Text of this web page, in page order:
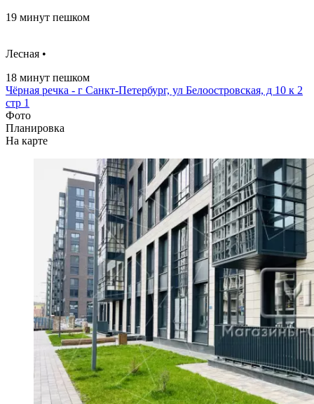
19 минут пешком
Лесная •
18 минут пешком
Чёрная речка - г Санкт-Петербург, ул Белоостровская, д 10 к 2
стр 1
Фото
Планировка
На карте